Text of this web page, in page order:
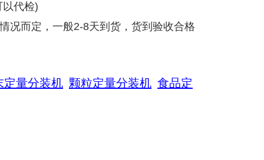
代检)
况而定，一般2-8天到货，货到验收合格
定量分装机 颗粒定量分装机 食品定